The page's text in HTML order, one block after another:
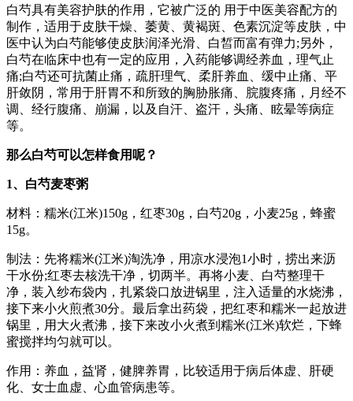
白芍具有美容护肤的作用，它被广泛的 用于中医美容配方的
制作，适用于皮肤干燥、萎黄、黄褐斑、色素沉淀等皮肤，中
医中认为白芍能够使皮肤润泽光滑、白皙而富有弹力;另外，
白芍在临床中也有一定的应用，入药能够调经养血，理气止
痛;白芍还可抗菌止痛，疏肝理气、柔肝养血、缓中止痛、平
肝敛阴，常用于肝胃不和所致的胸胁胀痛、脘腹疼痛，月经不
调、经行腹痛、崩漏，以及自汗、盗汗，头痛、眩晕等病症
等。
那么白芍可以怎样食用呢？
1、白芍麦枣粥
材料：糯米(江米)150g，红枣30g，白芍20g，小麦25g，蜂蜜
15g。
制法：先将糯米(江米)淘洗净，用凉水浸泡1小时，捞出来沥
干水份;红枣去核洗干净，切两半。再将小麦、白芍整理干
净，装入纱布袋内，扎紧袋口放进锅里，注入适量的水烧沸，
接下来小火煎煮30分。最后拿出药袋，把红枣和糯米一起放进
锅里，用大火煮沸，接下来改小火煮到糯米(江米)软烂，下蜂
蜜搅拌均匀就可以。
作用：养血，益肾，健脾养胃，比较适用于病后体虚、肝硬
化、女士血虚、心血管病患等。